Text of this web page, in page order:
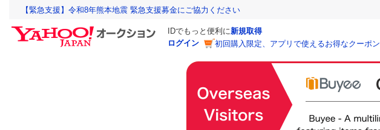
【緊急支援】令和8年熊本地震 緊急支援募金にご協力ください
IDでもっと便利に新規取得
ログイン
初回購入限定、アプリで使えるお得なクーポン